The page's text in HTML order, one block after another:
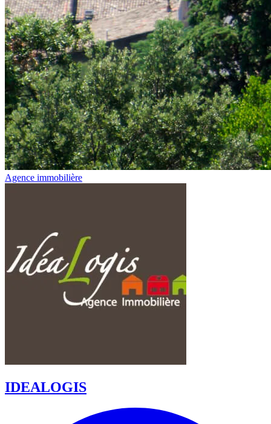
Agence immobilière
IDEALOGIS